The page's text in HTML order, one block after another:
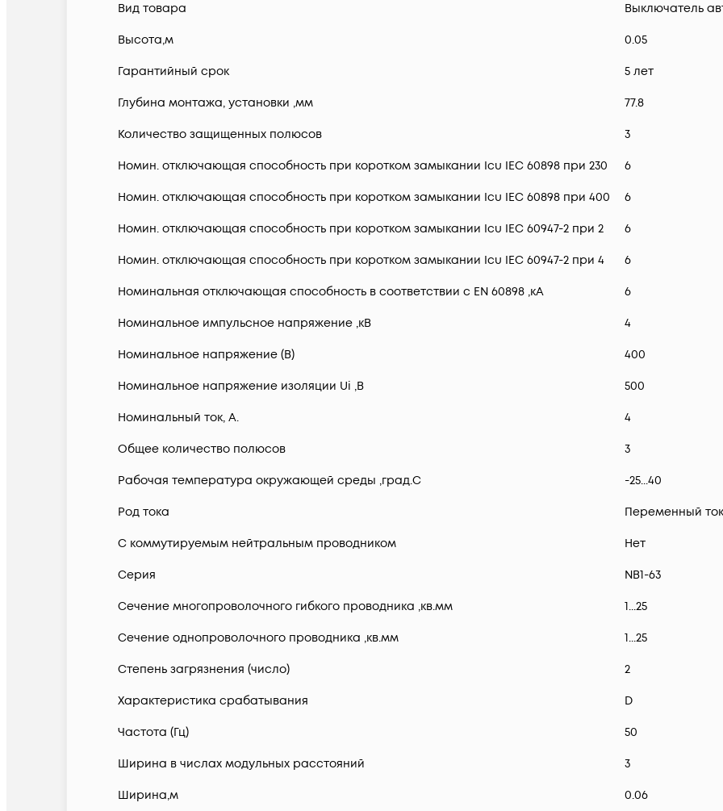
Вид товара
Выключатель
Высота,м 0.05
Гарантийный срок 5 лет
Глубина монтажа, установки ,мм 77.8
Количество защищенных полюсов 3
Номин. отключающая способность при коротком замыкании Icu IEC 60898 при 230 6
Номин. отключающая способность при коротком замыкании Icu IEC 60898 при 400 6
Номин. отключающая способность при коротком замыкании Icu IEC 60947-2 при 2 6
Номин. отключающая способность при коротком замыкании Icu IEC 60947-2 при 4 6
Номинальная отключающая способность в соответствии с EN 60898 ,кА 6
Номинальное импульсное напряжение ,кВ 4
Номинальное напряжение (В) 400
Номинальное напряжение изоляции Ui ,В 500
Номинальный ток, А. 4
Общее количество полюсов 3
Рабочая температура окружающей среды ,град.C -25...40
Род тока Переменный
С коммутируемым нейтральным проводником Нет
Серия NB1-63
Сечение многопроволочного гибкого проводника ,кв.мм 1...25
Сечение однопроволочного проводника ,кв.мм 1...25
Степень загрязнения (число) 2
Характеристика срабатывания D
Частота (Гц) 50
Ширина в числах модульных расстояний 3
Ширина,м 0.06